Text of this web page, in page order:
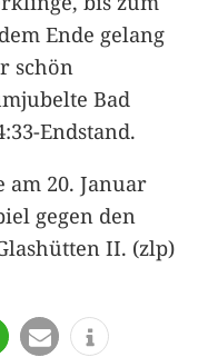
Ende gelang
schön
Bad
Endstand.
am 20. Januar
gegen den
II. (zlp)